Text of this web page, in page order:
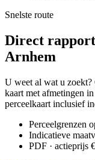
Snelste route
Direct
Arnhem
U weet al wat u zoekt?
kaart met afmetingen
perceelkaart inclusief
Perceelgrenzen
Indicatieve
PDF · actieprijs